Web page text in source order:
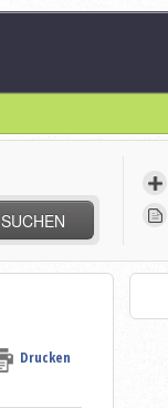
SUCHEN
Drucken